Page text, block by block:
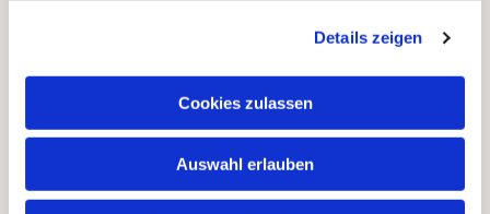
Details zeigen
Cookies zulassen
Auswahl erlauben
zurück: „Am Dreh für den NDR-Beitrag hat mich
besonders die Spontaneität fasziniert. So konnten
kleine Anekdoten von der Marienkirche, ihren
Besondere, was die Turm- und Gewölbeführungen
in der Marienkirche so einzigartig macht.“